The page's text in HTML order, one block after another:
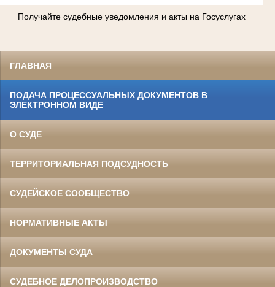
Получайте судебные уведомления и акты на Госуслугах
ГЛАВНАЯ
ПОДАЧА ПРОЦЕССУАЛЬНЫХ ДОКУМЕНТОВ В
ЭЛЕКТРОННОМ ВИДЕ
О СУДЕ
ТЕРРИТОРИАЛЬНАЯ ПОДСУДНОСТЬ
СУДЕЙСКОЕ СООБЩЕСТВО
НОРМАТИВНЫЕ АКТЫ
ДОКУМЕНТЫ СУДА
СУДЕБНОЕ ДЕЛОПРОИЗВОДСТВО